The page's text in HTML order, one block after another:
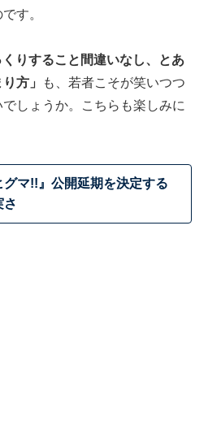
す。
くりすること間違いなし、とあ
方」
も、若者こそが笑いつつ
しょうか。こちらも楽しみに
グマ!!』公開延期を決定する
さ